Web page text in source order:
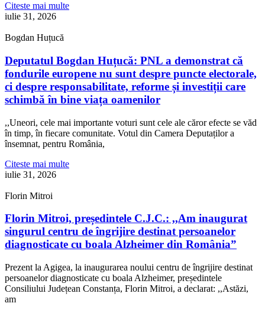
Citeste mai multe
iulie 31, 2026
Bogdan Huțucă
Deputatul Bogdan Huțucă: PNL a demonstrat că
fondurile europene nu sunt despre puncte electorale,
ci despre responsabilitate, reforme și investiții care
schimbă în bine viața oamenilor
,,Uneori, cele mai importante voturi sunt cele ale căror efecte se văd
în timp, în fiecare comunitate. Votul din Camera Deputaților a
însemnat, pentru România,
Citeste mai multe
iulie 31, 2026
Florin Mitroi
Florin Mitroi, președintele C.J.C.: ,,Am inaugurat
singurul centru de îngrijire destinat persoanelor
diagnosticate cu boala Alzheimer din România”
Prezent la Agigea, la inaugurarea noului centru de îngrijire destinat
persoanelor diagnosticate cu boala Alzheimer, președintele
Consiliului Județean Constanța, Florin Mitroi, a declarat: ,,Astăzi,
am